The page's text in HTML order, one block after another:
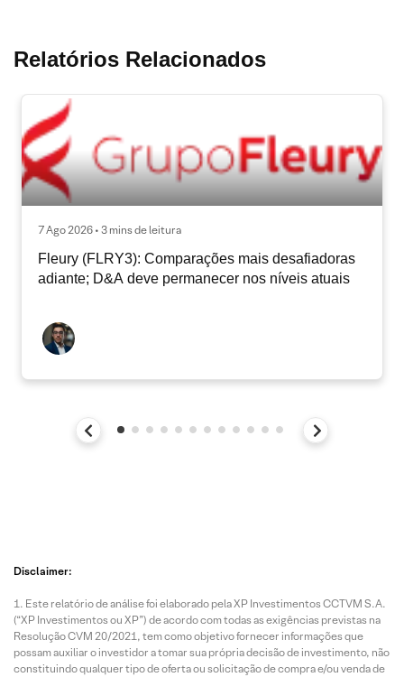
Relatórios Relacionados
7 Ago 2026 • 3 mins de leitura
Fleury (FLRY3): Comparações mais desafiadoras
adiante; D&A deve permanecer nos níveis atuais
Disclaimer:
Este relatório de análise foi elaborado pela XP Investimentos CCTVM S.A.
(“XP Investimentos ou XP”) de acordo com todas as exigências previstas na
Resolução CVM 20/2021, tem como objetivo fornecer informações que
possam auxiliar o investidor a tomar sua própria decisão de investimento, não
constituindo qualquer tipo de oferta ou solicitação de compra e/ou venda de